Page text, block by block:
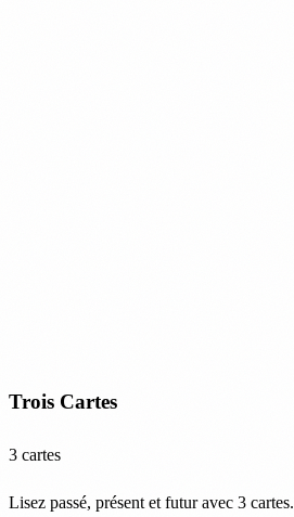
Trois Cartes
3 cartes
Lisez passé, présent et futur avec 3